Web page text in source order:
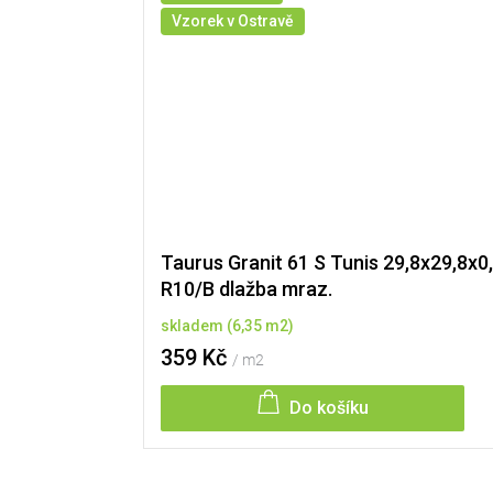
Vzorek v Ostravě
Taurus Granit 61 S Tunis
R10/B dlažba mraz.
skladem (6,35 m2)
359 Kč / m2
Do košíku